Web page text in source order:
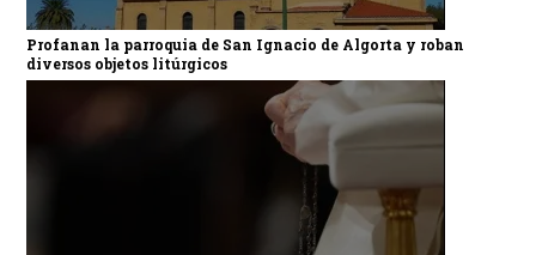
Profanan la parroquia de San Ignacio de Algorta y roban
diversos objetos litúrgicos